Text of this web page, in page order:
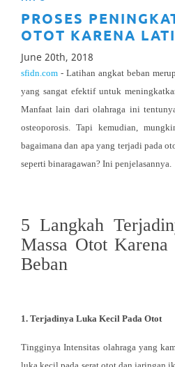
PROSES
OTOT KARENA
June 20th, 2018
sfidn.com - Latihan angkat beban
yang sangat efektif untuk
Manfaat lain dari olahraga ini
osteoporosis. Tapi kemudian,
bagaimana dan apa yang terjadi pada
seperti binaragawan? Ini penjelasannya.
5 Langkah
Massa Otot
Beban
1. Terjadinya Luka Kecil Pada Otot
Tingginya Intensitas olahraga yang